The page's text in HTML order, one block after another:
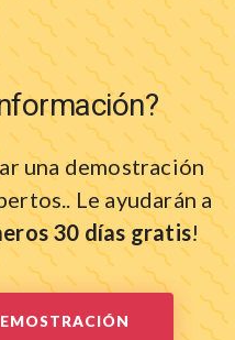
una demostración
Le ayudarán a
30 días gratis!